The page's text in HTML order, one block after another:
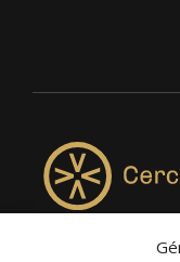
4957, rue Lionel-